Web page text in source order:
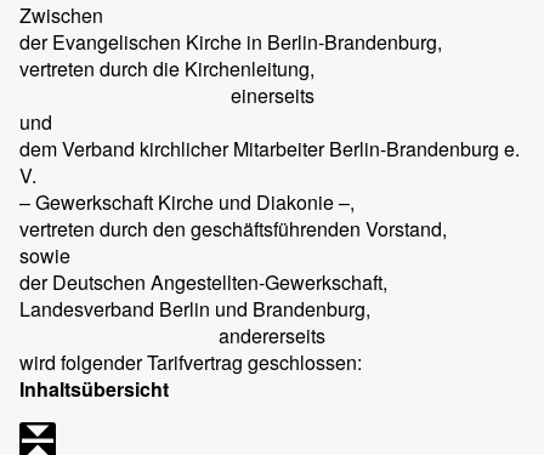
Zwischen
der Evangelischen Kirche in Berlin-Brandenburg,
vertreten durch die Kirchenleitung,
einerseits
und
dem Verband kirchlicher Mitarbeiter Berlin-Brandenburg e.
V.
– Gewerkschaft Kirche und Diakonie –,
vertreten durch den geschäftsführenden Vorstand,
sowie
der Deutschen Angestellten-Gewerkschaft,
Landesverband Berlin und Brandenburg,
andererseits
wird folgender Tarifvertrag geschlossen:
Inhaltsübersicht